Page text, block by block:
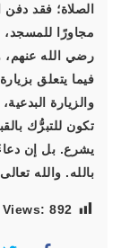
الصلاة؛ فقد
مجاورًا
رضي الله
فيما يتعلق
والزيارة
تكون للتبرُّك
يشرع. بل إن دعاءَ
بالله. والله
892